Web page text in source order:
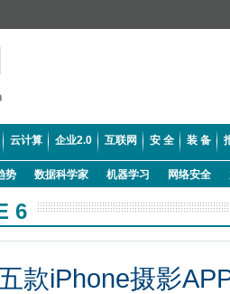
云计算 企业2.0 互联网 安 全 装 备
势 数据科学家 机器学习 网络安全
6
款iPhone摄影